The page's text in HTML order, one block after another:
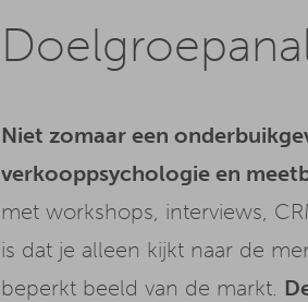
Niet zomaar een
verkooppsychologie en
met workshops, interviews,
is dat je alleen kijkt naar de
beperkt beeld van de markt.